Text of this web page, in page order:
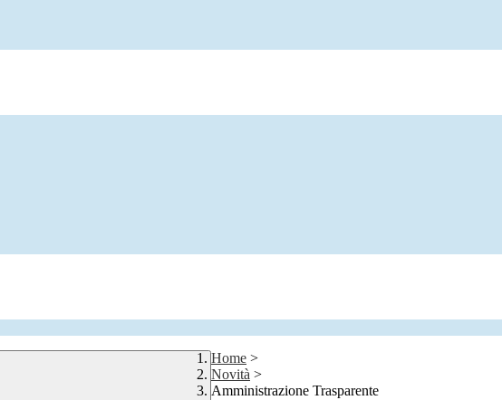
Home >
Novità >
Amministrazione Trasparente